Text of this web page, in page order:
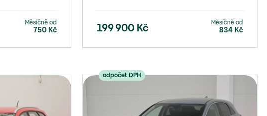
Měsíčně od
750Kč 199 900Kč
Měsíčně od
834Kč
odpočet DPH